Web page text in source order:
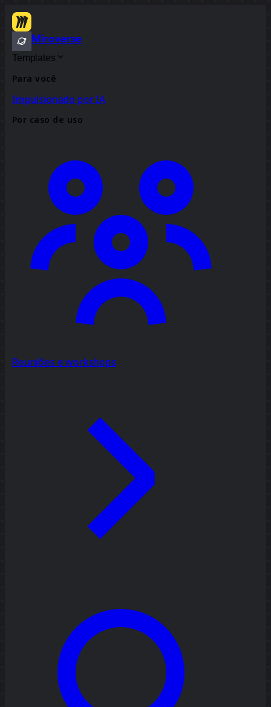
Miroverse
Templates
Para você
Impulsionado por IA
Por caso de uso
Reuniões e workshops